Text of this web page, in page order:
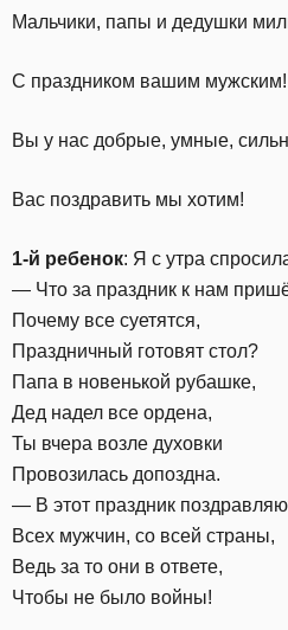
Мальчики, папы и дедушки
С праздником вашим мужским!
Вы у нас добрые, умные,
Вас поздравить мы хотим!
1-й ребенок: Я с утра
— Что за праздник к нам
Почему все суетятся,
Праздничный готовят стол?
Папа в новенькой рубашке,
Дед надел все ордена,
Ты вчера возле духовки
Провозилась допоздна.
— В этот праздник
Всех мужчин, со всей страны,
Ведь за то они в ответе,
Чтобы не было войны!